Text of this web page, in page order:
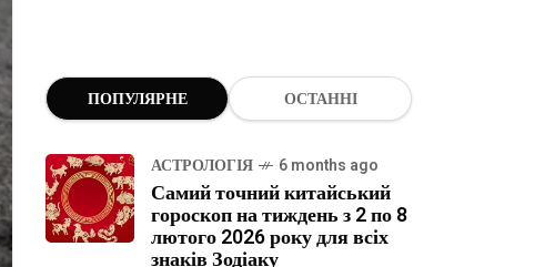
ПОПУЛЯРНЕ ОСТАННІ
АСТРОЛОГІЯ 6 months ago
Самий точний китайський
гороскоп на тиждень з 2 по 8
лютого 2026 року для всіх
знаків Зодіаку